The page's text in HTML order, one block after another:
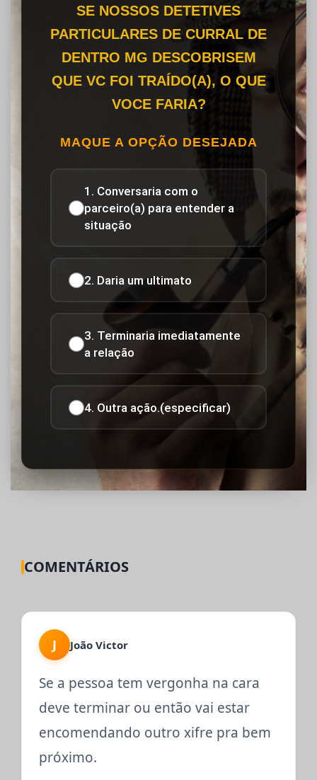
SE NOSSOS DETETIVES
PARTICULARES DE CURRAL DE
DENTRO MG DESCOBRISEM
QUE VC FOI TRAÍDO(A), O QUE
VOCE FARIA?
MAQUE A OPÇÃO DESEJADA
1. Conversaria com o
parceiro(a) para entender a
situação
2. Daria um ultimato
3. Terminaria imediatamente
a relação
4. Outra ação.(especificar)
COMENTÁRIOS
J João Victor
Se a pessoa tem vergonha na cara
deve terminar ou então vai estar
encomendando outro xifre pra bem
próximo.